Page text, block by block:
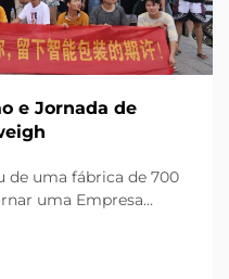
e Jornada de
de uma fábrica de 700
uma Empresa
uma consulta global